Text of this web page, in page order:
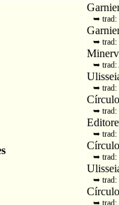
➥ trad:
➥ trad:
➥ trad:
➥ trad:
➥ trad:
➥ trad:
➥ trad:
➥ trad:
➥ trad: